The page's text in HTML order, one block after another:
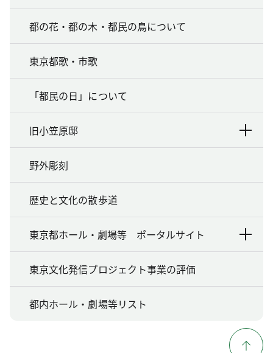
都の花・都の木・都民の鳥について
東京都歌・市歌
「都民の日」について
旧小笠原邸
野外彫刻
歴史と文化の散歩道
東京都ホール・劇場等 ポータルサイト
東京文化発信プロジェクト事業の評価
都内ホール・劇場等リスト